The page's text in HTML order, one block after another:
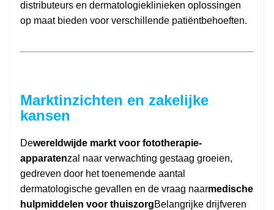
distributeurs en dermatologieklinieken oplossingen
op maat bieden voor verschillende patiëntbehoeften.
Marktinzichten en zakelijke
kansen
Dewereldwijde markt voor fototherapie-
apparatenzal naar verwachting gestaag groeien,
gedreven door het toenemende aantal
dermatologische gevallen en de vraag naarmedische
hulpmiddelen voor thuiszorgBelangrijke drijfveren